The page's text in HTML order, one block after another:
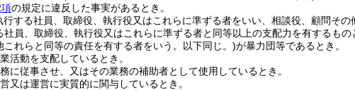
の規定に違反した事実があるとき。
行する社員、取締役、執行役又はこれらに準ずる者をいい、相談役、顧問そ
員、取締役、執行役又はこれらに準ずる者と同等以上の支配力を有するも
これらと同等の責任を有する者をいう。以下同じ。)が暴力団等であるとき。
動を支配しているとき。
従事させ、又はその業務の補助者として使用しているとき。
は運営に実質的に関与しているとき。